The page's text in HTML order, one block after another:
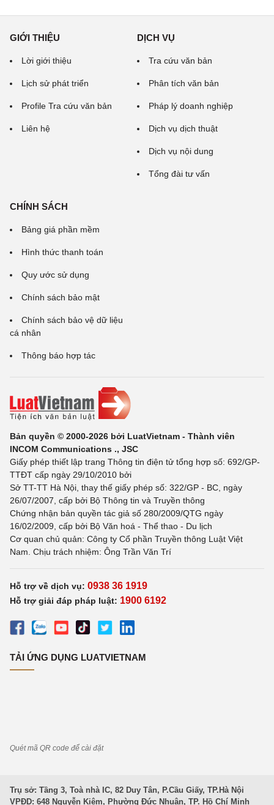
GIỚI THIỆU
Lời giới thiệu
Lịch sử phát triển
Profile Tra cứu văn bản
Liên hệ
DỊCH VỤ
Tra cứu văn bản
Phân tích văn bản
Pháp lý doanh nghiệp
Dịch vụ dịch thuật
Dịch vụ nội dung
Tổng đài tư vấn
CHÍNH SÁCH
Bảng giá phần mềm
Hình thức thanh toán
Quy ước sử dụng
Chính sách bảo mật
Chính sách bảo vệ dữ liệu
cá nhân
Thông báo hợp tác
Bản quyền © 2000-2026 bởi LuatVietnam - Thành viên
INCOM Communications ., JSC
Giấy phép thiết lập trang Thông tin điện tử tổng hợp số: 692/GP-
TTĐT cấp ngày 29/10/2010 bởi
Sở TT-TT Hà Nội, thay thế giấy phép số: 322/GP - BC, ngày
26/07/2007, cấp bởi Bộ Thông tin và Truyền thông
Chứng nhận bản quyền tác giả số 280/2009/QTG ngày
16/02/2009, cấp bởi Bộ Văn hoá - Thể thao - Du lịch
Cơ quan chủ quản: Công ty Cổ phần Truyền thông Luật Việt
Nam. Chịu trách nhiệm: Ông Trần Văn Trí
Hỗ trợ về dịch vụ: 0938 36 1919
Hỗ trợ giải đáp pháp luật: 1900 6192
TẢI ỨNG DỤNG LUATVIETNAM
Quét mã QR code để cài đặt
Trụ sở: Tầng 3, Toà nhà IC, 82 Duy Tân, P.Cầu Giấy, TP.Hà Nội
VPĐD: 648 Nguyễn Kiệm, Phường Đức Nhuận, TP. Hồ Chí Minh